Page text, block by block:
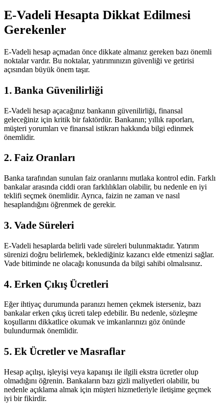
E-Vadeli Hesapta Dikkat Edilmesi
Gerekenler
E-Vadeli hesap açmadan önce dikkate almanız gereken bazı önemli
noktalar vardır. Bu noktalar, yatırımınızın güvenliği ve getirisi
açısından büyük önem taşır.
1. Banka Güvenilirliği
E-Vadeli hesap açacağınız bankanın güvenilirliği, finansal
geleceğiniz için kritik bir faktördür. Bankanın; yıllık raporları,
müşteri yorumları ve finansal istikrarı hakkında bilgi edinmek
önemlidir.
2. Faiz Oranları
Banka tarafından sunulan faiz oranlarını mutlaka kontrol edin. Farklı
bankalar arasında ciddi oran farklılıkları olabilir, bu nedenle en iyi
teklifi seçmek önemlidir. Ayrıca, faizin ne zaman ve nasıl
hesaplandığını öğrenmek de gerekir.
3. Vade Süreleri
E-Vadeli hesaplarda belirli vade süreleri bulunmaktadır. Yatırım
sürenizi doğru belirlemek, beklediğiniz kazancı elde etmenizi sağlar.
Vade bitiminde ne olacağı konusunda da bilgi sahibi olmalısınız.
4. Erken Çıkış Ücretleri
Eğer ihtiyaç durumunda paranızı hemen çekmek isterseniz, bazı
bankalar erken çıkış ücreti talep edebilir. Bu nedenle, sözleşme
koşullarını dikkatlice okumak ve imkanlarınızı göz önünde
bulundurmak önemlidir.
5. Ek Ücretler ve Masraflar
Hesap açılışı, işleyişi veya kapanışı ile ilgili ekstra ücretler olup
olmadığını öğrenin. Bankaların bazı gizli maliyetleri olabilir, bu
nedenle açıklama almak için müşteri hizmetleriyle iletişime geçmek
iyi bir fikirdir.